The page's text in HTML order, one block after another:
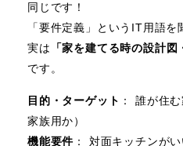
同じです！
「要件定義」というIT用語を
実は
「家を建てる時の設計図
です。
目的・ターゲット ： 誰が住
家族用か）
機能要件 ： 対面キッチンが